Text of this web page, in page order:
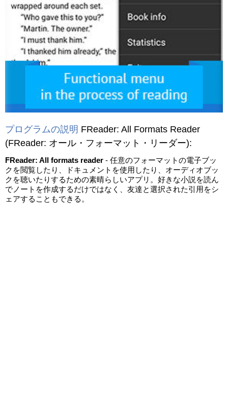
プログラムの説明 FReader: All Formats Reader
(FReader: オール・フォーマット・リーダー):
FReader: All formats reader - 任意のフォーマットの電子ブッ
クを閲覧したり、ドキュメントを使用したり、オーディオブッ
クを聴いたりするための素晴らしいアプリ。好きな小説を読ん
でノートを作成するだけではなく、友達と選択された引用をシ
ェアすることもできる。